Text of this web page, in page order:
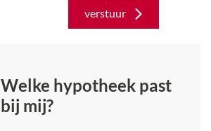
verstuur
Welke hypotheek past
bij mij?